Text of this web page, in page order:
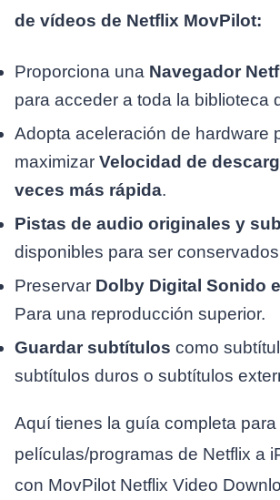
de vídeos de Netflix MovPilot:
Proporciona una Navegador
para acceder a toda la biblioteca
Adopta aceleración de hardware
maximizar Velocidad de
veces más rápida.
Pistas de audio originales y
disponibles para ser
Preservar Dolby Digital Sonido
Para una reproducción superior.
Guardar subtítulos como
subtítulos duros o subtítulos
Aquí tienes la guía completa
películas/programas de Netflix a
con MovPilot Netflix Video